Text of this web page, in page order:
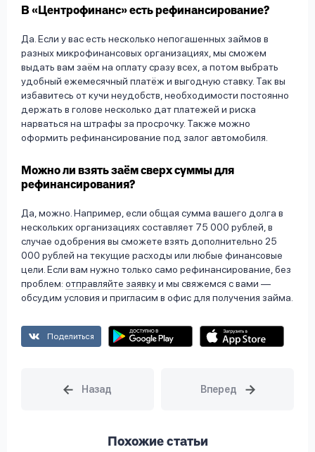
В «Центрофинанс» есть рефинансирование?
Да. Если у вас есть несколько непогашенных займов в
разных микрофинансовых организациях, мы сможем
выдать вам заём на оплату сразу всех, а потом выбрать
удобный ежемесячный платёж и выгодную ставку. Так вы
избавитесь от кучи неудобств, необходимости постоянно
держать в голове несколько дат платежей и риска
нарваться на штрафы за просрочку. Также можно
оформить рефинансирование под залог автомобиля.
Можно ли взять заём сверх суммы для
рефинансирования?
Да, можно. Например, если общая сумма вашего долга в
нескольких организациях составляет 75 000 рублей, в
случае одобрения вы сможете взять дополнительно 25
000 рублей на текущие расходы или любые финансовые
цели. Если вам нужно только само рефинансирование, без
проблем: отправляйте заявкуи мы свяжемся с вами —
обсудим условия и пригласим в офис для получения займа.
Поделиться
Похожие статьи